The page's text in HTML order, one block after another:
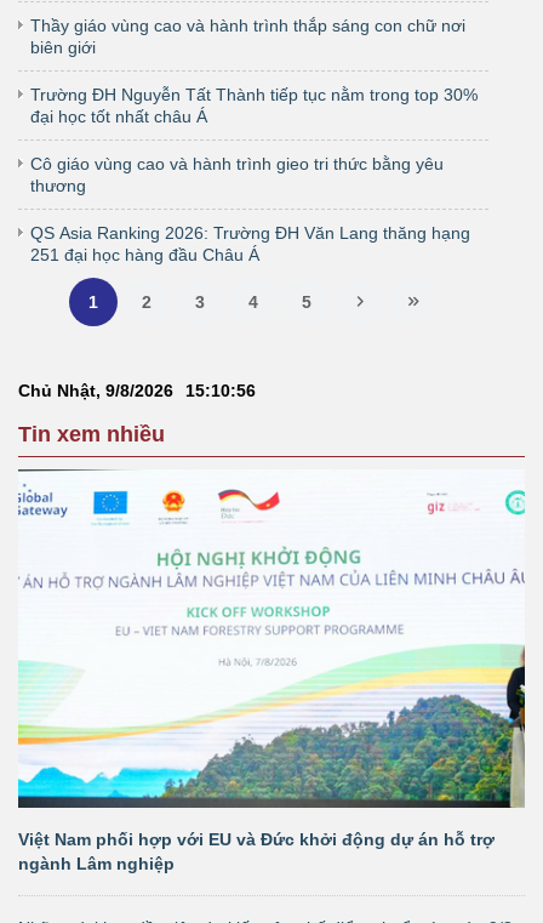
Thầy giáo vùng cao và hành trình thắp sáng con chữ nơi
biên giới
Trường ĐH Nguyễn Tất Thành tiếp tục nằm trong top 30%
đại học tốt nhất châu Á
Cô giáo vùng cao và hành trình gieo tri thức bằng yêu
thương
QS Asia Ranking 2026: Trường ĐH Văn Lang thăng hạng
251 đại học hàng đầu Châu Á
1 2 3 4 5
Chủ Nhật, 9/8/2026 15:10:56
Tin xem nhiều
Việt Nam phối hợp với EU và Đức khởi động dự án hỗ trợ
ngành Lâm nghiệp